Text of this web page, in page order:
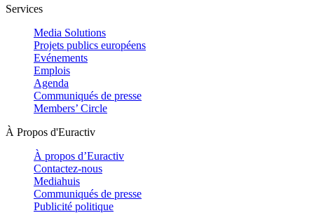
Services
Media Solutions
Projets publics européens
Evénements
Emplois
Agenda
Communiqués de presse
Members’ Circle
À Propos d'Euractiv
À propos d’Euractiv
Contactez-nous
Mediahuis
Communiqués de presse
Publicité politique